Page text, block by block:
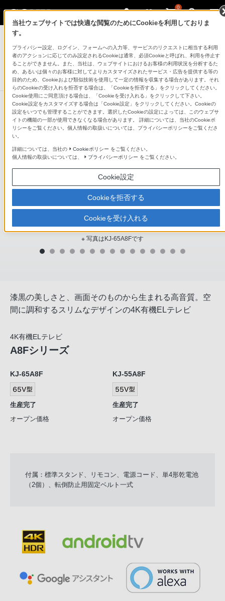
0
テレビ ブラビア
4K有機ELテレビ
A8Fシリーズ
DISCONTINUED 生産完了
※ 写真はKJ-65A8Fです
漆黒の美しさと、画面そのものから生まれる高音質。空
間に調和するスリムなデザインの4K有機ELテレビ
4K有機ELテレビ
A8Fシリーズ
KJ-65A8F
生産完了
オープン価格
KJ-55A8F
生産完了
オープン価格
付属：標準スタンド、リモコン、電源コード、単4形乾電池
（2個）、転倒防止用固定ベルト一式
当社ウェブサイトでは快適な閲覧のためにCookieを利用しておりま
す。
プライバシー設定、ログイン、フォームへの入力等、サービスのリクエストに相当する利用
者のアクションに応じてのみ設定されるCookieは通常、必須Cookieと呼ばれ、利用を停止す
ることができません。また、当社は、ウェブサイトにおけるお客様の利用状況を分析するた
め、あるいは個々のお客様に対してよりカスタマイズされたサービス・広告を提供する等の
目的のため、Cookieおよび類似技術を使用して一定の情報を収集する場合があります。それ
らのCookieの受け入れを拒否する場合は、「Cookieを拒否する」をクリックしてください。
Cookie使用にご同意頂ける場合は、「Cookieを受け入れる」をクリックして下さい。
Cookie設定をカスタマイズする場合は「Cookie設定」をクリックしてください。Cookieの
設定をいつでも管理することができます。選択したCookieの設定によっては、このウェブサ
イトの機能の一部が使用できなくなる場合があります。 詳細については、当社のCookieポ
リシーをご覧ください。個人情報の取扱いについては、プライバシーポリシーをご覧くださ
い。
詳細については、当社の Cookieポリシー をご覧ください。
個人情報の取扱いについては、
プライバシーポリシー をご覧ください。
Cookie設定
Cookieを拒否する
Cookieを受け入れる